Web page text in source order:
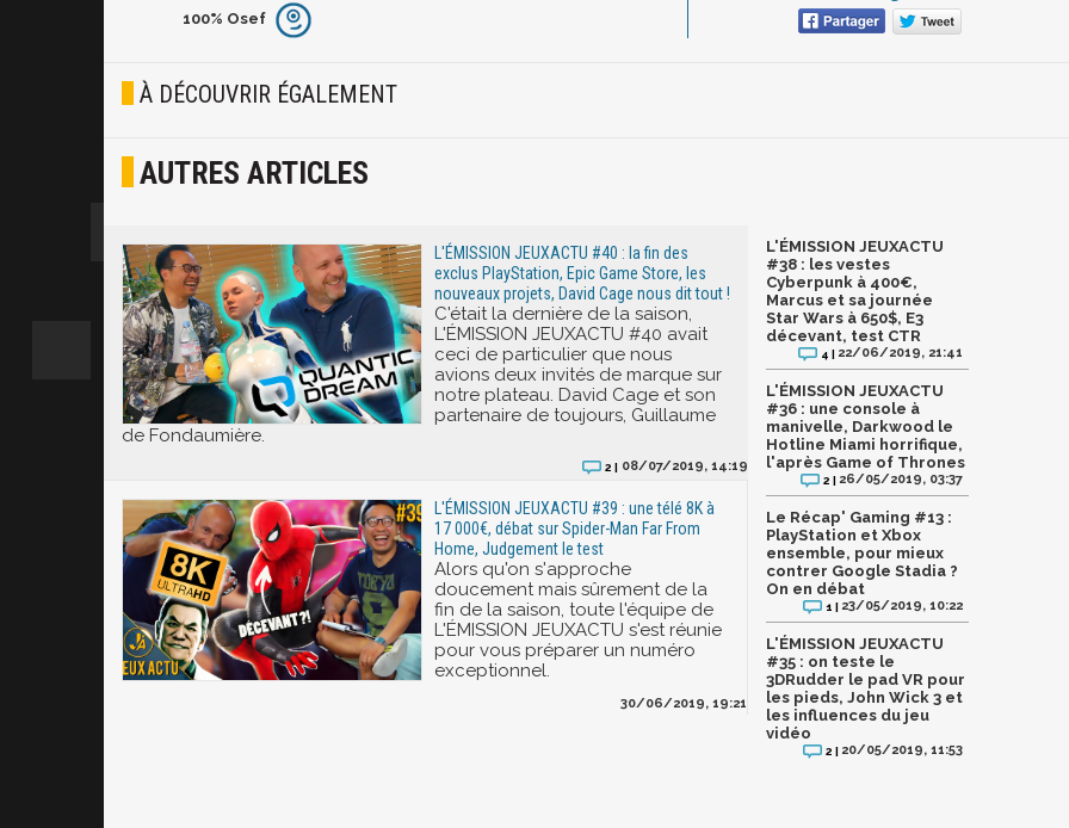
Furieux
Joyeux
100% Osef
À DÉCOUVRIR ÉGALEMENT
AUTRES ARTICLES
L'ÉMISSION JEUXACTU #40 : la fin des
exclus PlayStation, Epic Game Store, les
nouveaux projets, David Cage nous dit tout !
C'était la dernière de la saison,
L'ÉMISSION JEUXACTU #40 avait
ceci de particulier que nous
avions deux invités de marque sur
notre plateau. David Cage et son
partenaire de toujours, Guillaume
de Fondaumière.
2 | 08/07/2019, 14:19
L'ÉMISSION JEUXACTU #39 : une télé 8K à
17 000€, débat sur Spider-Man Far From
Home, Judgement le test
Alors qu'on s'approche
doucement mais sûrement de la
fin de la saison, toute l'équipe de
L'ÉMISSION JEUXACTU s'est réunie
pour vous préparer un numéro
exceptionnel.
30/06/2019, 19:21
L'ÉMISSION JEUXACTU
#38 : les vestes
Cyberpunk à 400€,
Marcus et sa journée
Star Wars à 650$, E3
décevant, test CTR
4 | 22/06/2019, 21:41
L'ÉMISSION JEUXACTU
#36 : une console à
manivelle, Darkwood le
Hotline Miami horrifique,
l'après Game of Thrones
2 | 26/05/2019, 03:37
Le Récap' Gaming #13 :
PlayStation et Xbox
ensemble, pour mieux
contrer Google Stadia ?
On en débat
1 | 23/05/2019, 10:22
L'ÉMISSION JEUXACTU
#35 : on teste le
3DRudder le pad VR pour
les pieds, John Wick 3 et
les influences du jeu
vidéo
2 | 20/05/2019, 11:53